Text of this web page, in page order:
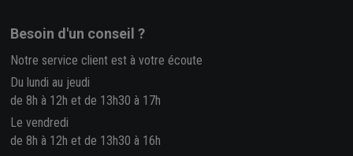
Besoin d'un conseil ?
Notre service client est à votre écoute
Du lundi au jeudi
de 8h à 12h et de 13h30 à 17h
Le vendredi
de 8h à 12h et de 13h30 à 16h